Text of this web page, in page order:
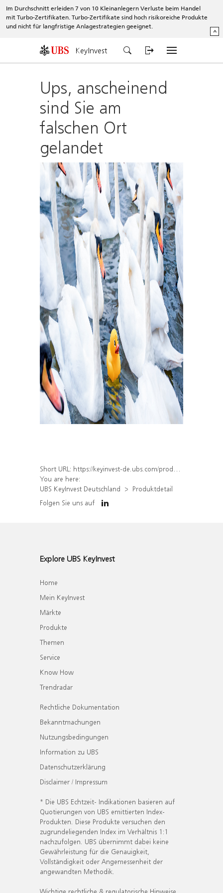
Im Durchschnitt erleiden 7 von 10 Kleinanlegern Verluste beim Handel
mit Turbo-Zertifikaten. Turbo-Zertifikate sind hoch risikoreiche Produkte
und nicht für langfristige Anlagestrategien geeignet.
^
KeyInvest
Ups, anscheinend
sind Sie am
falschen Ort
gelandet
Short URL: https://keyinvest-de.ubs.com/produkt/detail/index/isin/DE000WA39FY6
You are here:
UBS KeyInvest Deutschland
Produktdetail
Folgen Sie uns auf
Explore UBS KeyInvest
Home
Mein KeyInvest
Märkte
Produkte
Themen
Service
Know How
Trendradar
Rechtliche Dokumentation
Bekanntmachungen
Nutzungsbedingungen
Information zu UBS
Datenschutzerklärung
Disclaimer / Impressum
* Die UBS Echtzeit- Indikationen basieren auf
Quotierungen von UBS emittierten Index-
Produkten. Diese Produkte versuchen den
zugrundeliegenden Index im Verhältnis 1:1
nachzufolgen. UBS übernimmt dabei keine
Gewährleistung für die Genauigkeit,
Vollständigkeit oder Angemessenheit der
angewandten Methodik.